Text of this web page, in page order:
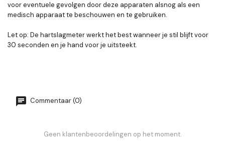
voor eventuele gevolgen door deze apparaten alsnog als een
medisch apparaat te beschouwen en te gebruiken.
Let op: De hartslagmeter werkt het best wanneer je stil blijft voor
30 seconden en je hand voor je uitsteekt.
Commentaar (0)
Geen klantenbeoordelingen op het moment.